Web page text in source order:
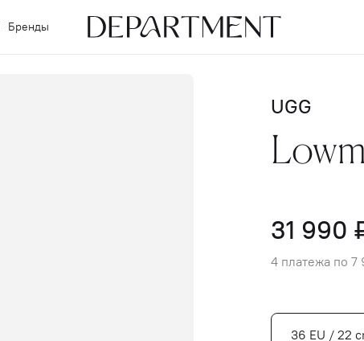
Бренды
UGG
31 990
4 платежа по 7
36 EU / 22